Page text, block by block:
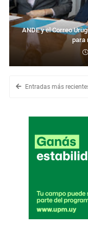
ANDE y el Correo
para
Entradas más